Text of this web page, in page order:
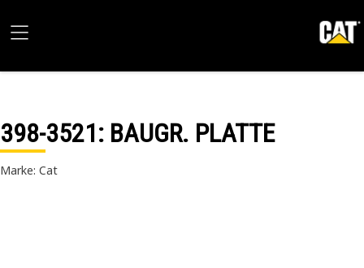
398-3521: BAUGR. PLATTE
Marke: Cat